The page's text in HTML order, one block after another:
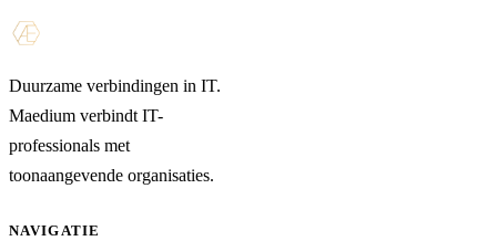
Duurzame verbindingen in IT.
Maedium verbindt IT-
professionals met
toonaangevende organisaties.
NAVIGATIE